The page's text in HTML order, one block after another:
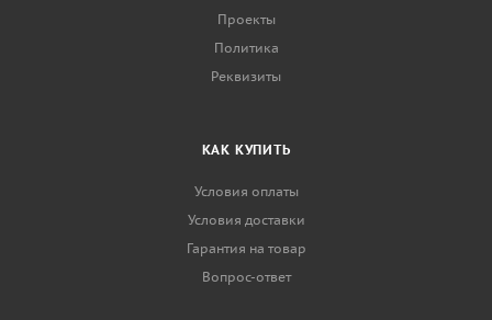
Проекты
Политика
Реквизиты
КАК КУПИТЬ
Условия оплаты
Условия доставки
Гарантия на товар
Вопрос-ответ